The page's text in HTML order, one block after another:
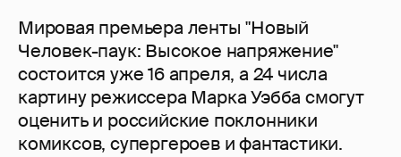
Мировая премьера ленты "Новый
Человек-паук: Высокое напряжение"
состоится уже 16 апреля, а 24 числа
картину режиссера Марка Уэбба смогут
оценить и российские поклонники
комиксов, супергероев и фантастики.